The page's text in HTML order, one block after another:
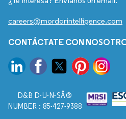
careers@mordorintelligence.com
CONTÁCTATE CON
D&B D-U-N-SÂ®
NUMBER : 85-427-9388